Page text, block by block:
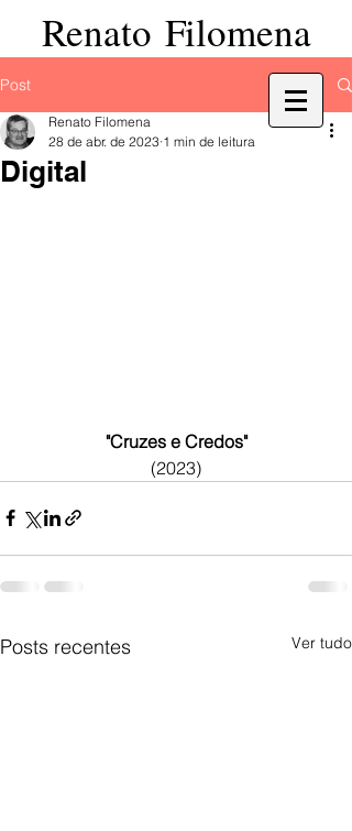
Renato Filomena
Post
Digital
Renato Filomena
28 de abr. de 2023 1 min de leitura
"Cruzes e Credos"
(2023)
Posts recentes Ver tudo